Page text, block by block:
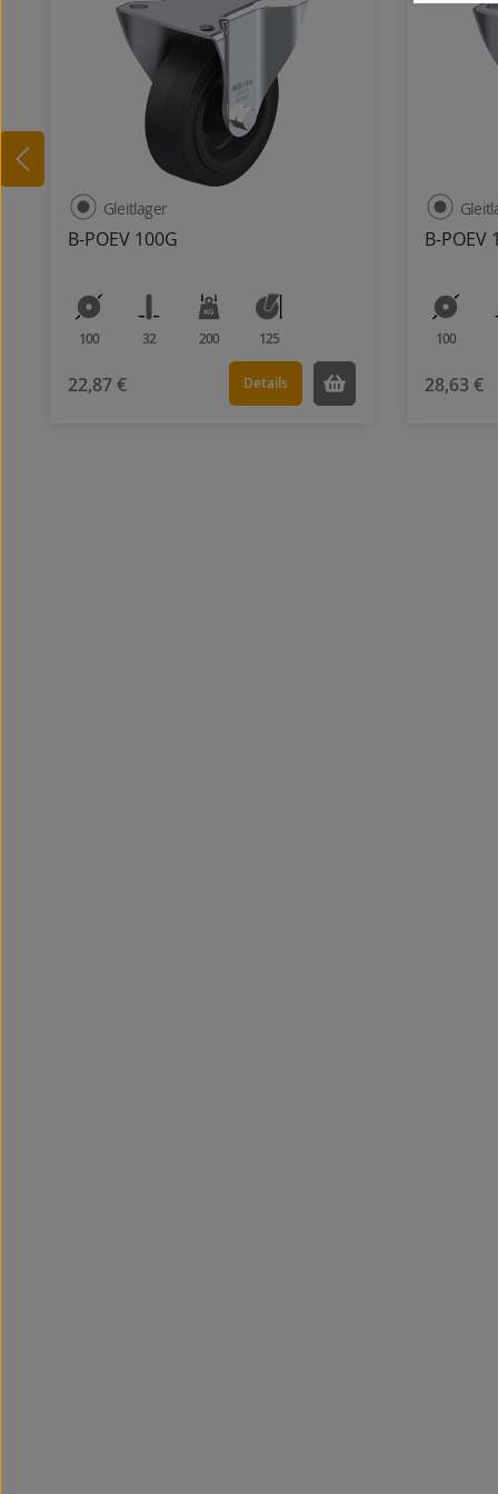
B-POEV 100G
Gleitlager
100 32 200 125
22,87 € Details
B-POEV
100
28,63 €